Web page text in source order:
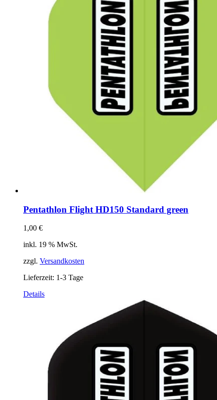
Pentathlon Flight HD150 Standard green
1,00 €
inkl. 19 % MwSt.
zzgl. Versandkosten
Lieferzeit: 1-3 Tage
Details